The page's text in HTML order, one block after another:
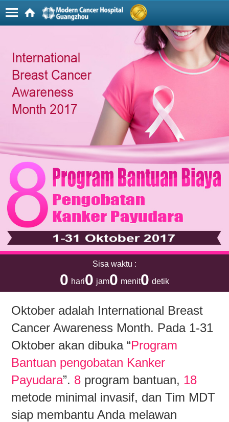
Sisa waktu :
0 hari0 jam0 menit0 detik
Oktober adalah International Breast
Cancer Awareness Month. Pada 1-31
Oktober akan dibuka “Program
Bantuan pengobatan Kanker
Payudara”. 8 program bantuan, 18
metode minimal invasif, dan Tim MDT
siap membantu Anda melawan